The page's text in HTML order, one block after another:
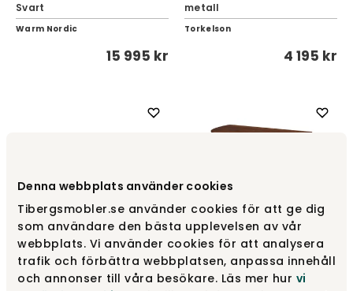
Denna webbplats använder cookies
Tibergsmobler.se använder cookies för att ge dig
som användare den bästa upplevelsen av vår
webbplats. Vi använder cookies för att analysera
trafik och förbättra webbplatsen, anpassa innehåll
och annonser till våra besökare. Läs mer hur vi
Svart
Warm Nordic
15 995 kr
metall
Torkelson
4 195 kr
Tree Konsolbord Lågt |